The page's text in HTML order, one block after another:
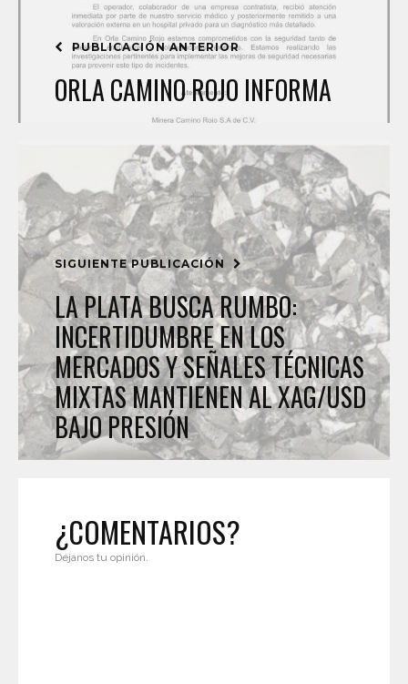
PUBLICACIÓN ANTERIOR
ORLA CAMINO ROJO INFORMA
SIGUIENTE PUBLICACIÓN
LA PLATA BUSCA RUMBO:
INCERTIDUMBRE EN LOS
MERCADOS Y SEÑALES TÉCNICAS
MIXTAS MANTIENEN AL XAG/USD
BAJO PRESIÓN
¿COMENTARIOS?
Déjanos tu opinión.